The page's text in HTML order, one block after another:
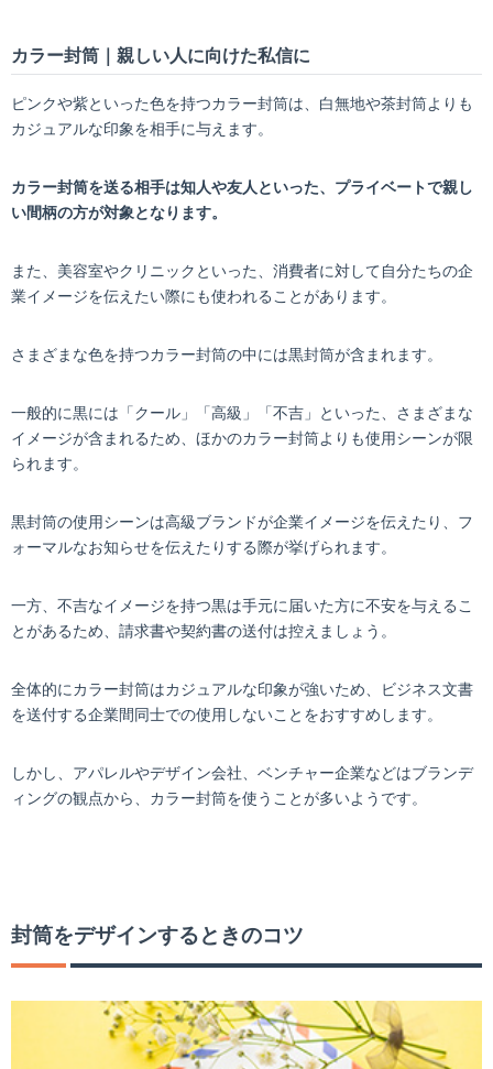
カラー封筒｜親しい人に向けた私信に
ピンクや紫といった色を持つカラー封筒は、白無地や茶封筒よりも
カジュアルな印象を相手に与えます。
カラー封筒を送る相手は知人や友人といった、プライベートで親し
い間柄の方が対象となります。
また、美容室やクリニックといった、消費者に対して自分たちの企
業イメージを伝えたい際にも使われることがあります。
さまざまな色を持つカラー封筒の中には黒封筒が含まれます。
一般的に黒には「クール」「高級」「不吉」といった、さまざまな
イメージが含まれるため、ほかのカラー封筒よりも使用シーンが限
られます。
黒封筒の使用シーンは高級ブランドが企業イメージを伝えたり、フ
ォーマルなお知らせを伝えたりする際が挙げられます。
一方、不吉なイメージを持つ黒は手元に届いた方に不安を与えるこ
とがあるため、請求書や契約書の送付は控えましょう。
全体的にカラー封筒はカジュアルな印象が強いため、ビジネス文書
を送付する企業間同士での使用しないことをおすすめします。
しかし、アパレルやデザイン会社、ベンチャー企業などはブランデ
ィングの観点から、カラー封筒を使うことが多いようです。
封筒をデザインするときのコツ